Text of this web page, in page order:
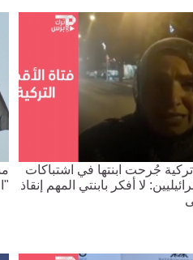
جُرحت ابنتها في اشتباكات
لا أفكر بابنتي المهم إنقاذ